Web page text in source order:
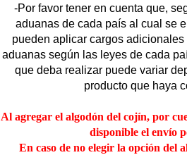
-Por favor tener en cuenta que,
aduanas de cada país al cual se
pueden aplicar cargos
aduanas según las leyes de cada
que deba realizar puede variar
producto que haya
Al agregar el algodón del cojín, por
disponible el envío
En caso de no elegir la opción del